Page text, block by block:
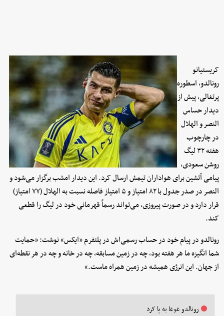
کریستیانو
رونالدو، اسطوره
پرتغالی، پیش از
دیدار حساس
النصر و الهلال
در چارچوب
هفته ۳۲ لیگ
روشن سعودی،
پیامی آتشین برای هواداران تیمش ارسال کرد. این دیدار امشب برگزار می‌شود و
النصر در صدر جدول با ۸۲ امتیاز و ۵ امتیاز فاصله نسبت به الهلال (۷۷ امتیاز)
قرار دارد و در صورت پیروزی، می‌تواند رسماً قهرمانی خود در لیگ را قطعی
کند.
رونالدو در پیام خود در حساب رسمی‌اش در پلتفرم «ایکس» نوشت: «حمایت
شما انگیزه ما هر هفته بود، چه در زمین مسابقه، چه در خانه و چه در هر نقطه‌ای
از جهان. این انرژی همیشه در زمین همراه ماست.»
رونالدو غوغا به پا کرد